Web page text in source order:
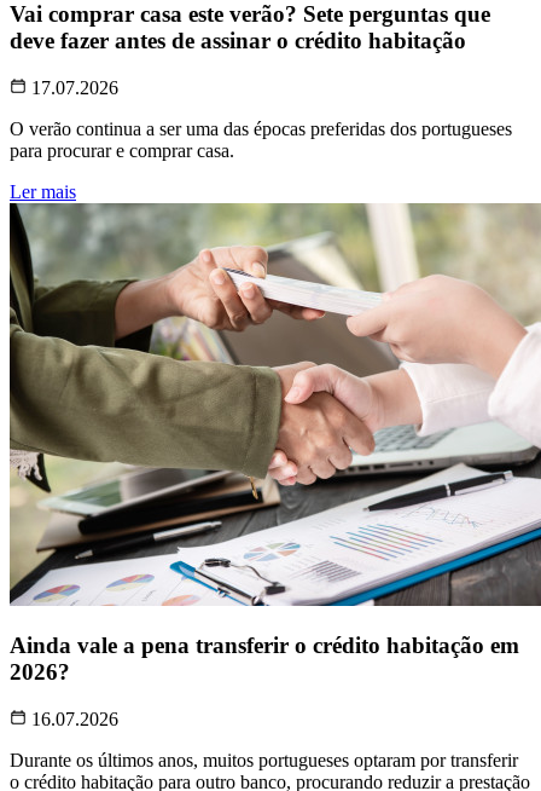
Vai comprar casa este verão? Sete perguntas que
deve fazer antes de assinar o crédito habitação
17.07.2026
O verão continua a ser uma das épocas preferidas dos portugueses
para procurar e comprar casa.
Ler mais
Ainda vale a pena transferir o crédito habitação em
2026?
16.07.2026
Durante os últimos anos, muitos portugueses optaram por transferir
o crédito habitação para outro banco, procurando reduzir a prestação